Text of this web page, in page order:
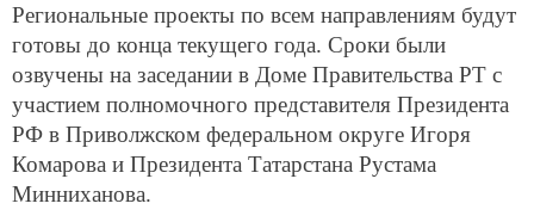
Региональные проекты по всем направлениям будут
готовы до конца текущего года. Сроки были
озвучены на заседании в Доме Правительства РТ с
участием полномочного представителя Президента
РФ в Приволжском федеральном округе Игоря
Комарова и Президента Татарстана Рустама
Минниханова.